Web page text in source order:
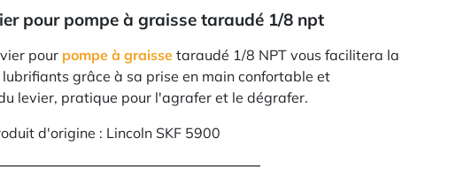
pour pompe à graisse taraudé 1/8 npt
pour pompe à graisse taraudé 1/8 NPT vous facilitera la
grâce à sa prise en main confortable et
levier, pratique pour l'agrafer et le dégrafer.
d'origine : Lincoln SKF 5900